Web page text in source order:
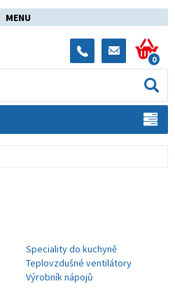
MENU
0
Speciality do kuchyně
Teplovzdušné ventilátory
Výrobník nápojů